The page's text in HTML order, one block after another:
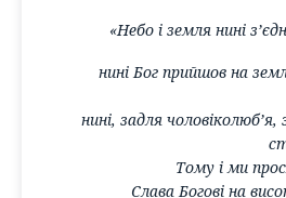
«Небо і земля нині
нині Бог прийшов на
нині, задля
Тому і ми
Слава Богові на